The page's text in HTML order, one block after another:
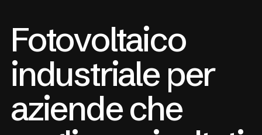
Fotovoltaico
industriale per
aziende che